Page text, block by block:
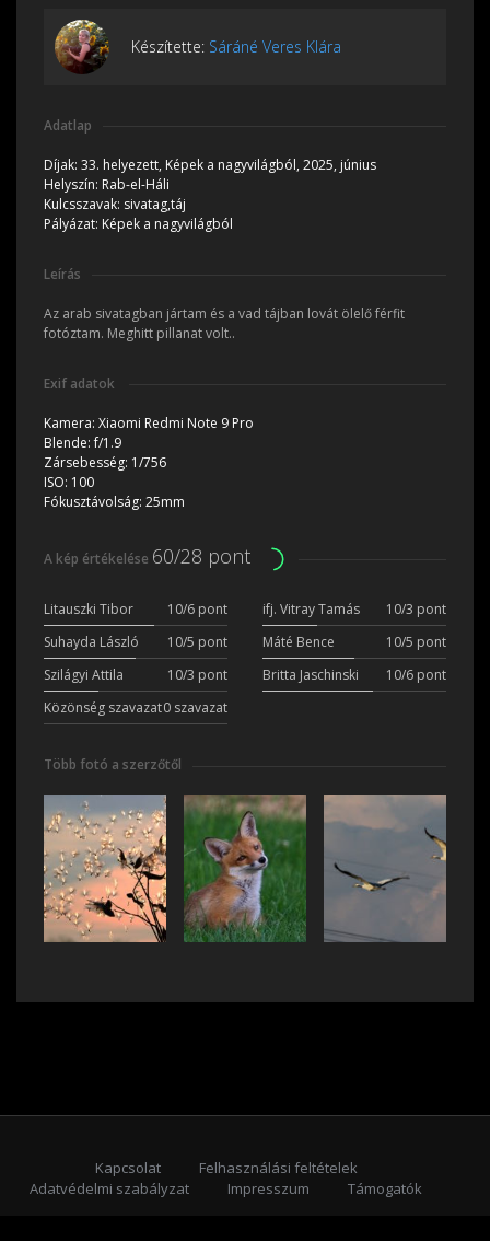
Készítette: Sáráné Veres Klára
Adatlap
Díjak: 33. helyezett, Képek a nagyvilágból, 2025, június
Helyszín: Rab-el-Háli
Kulcsszavak: sivatag,táj
Pályázat: Képek a nagyvilágból
Leírás
Az arab sivatagban jártam és a vad tájban lovát ölelő férfit
fotóztam. Meghitt pillanat volt..
Exif adatok
Kamera: Xiaomi Redmi Note 9 Pro
Blende:f/1.9
Zársebesség: 1/756
ISO: 100
Fókusztávolság: 25mm
A kép értékelése 60/28 pont
Litauszki Tibor 10/6 pont ifj. Vitray Tamás
10/3 pont
Suhayda László
10/5 pont Máté Bence
10/5 pont
Szilágyi Attila
10/3 pont Britta Jaschinski
10/6 pont
Közönség szavazat0 szavazat
Több fotó a szerzőtől
Kapcsolat
Felhasználási feltételek
Adatvédelmi szabályzat
Impresszum
Támogatók